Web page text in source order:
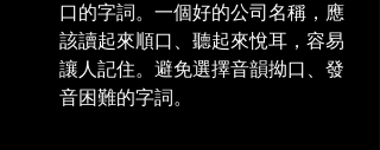
口的字詞。一個好的公司名稱，應
該讀起來順口、聽起來悅耳，容易
讓人記住。避免選擇音韻拗口、發
音困難的字詞。